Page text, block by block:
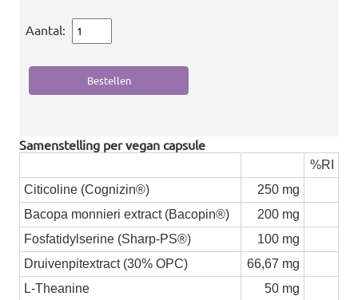
Aantal:
Samenstelling per vegan capsule
%RI
Citicoline (Cognizin®)
250 mg
Bacopa monnieri extract (Bacopin®)
200 mg
Fosfatidylserine (Sharp-PS®)
100 mg
Druivenpitextract (30% OPC)
66,67 mg
L-Theanine
50 mg